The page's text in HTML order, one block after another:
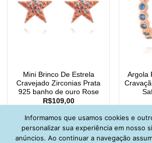
Mini Brinco De Estrela
Cravejado Zirconias Prata
925 banho de ouro Rose
R$109,00
Argola
Informamos que usamos cookies e
personalizar sua experiência em nosso
anúncios. Ao continuar a navegação